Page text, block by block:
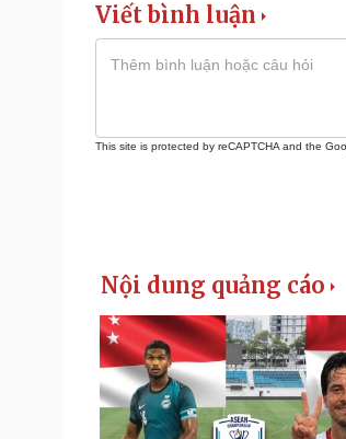
Viết bình luận
This site is protected by reCAPTCHA and the